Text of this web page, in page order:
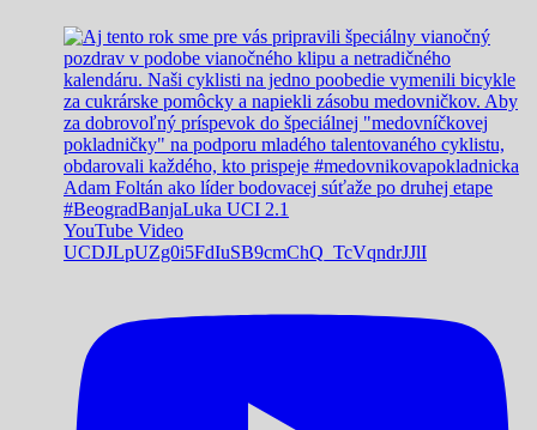
Adam Foltán ako líder bodovacej súťaže po druhej etape
#BeogradBanjaLuka UCI 2.1
YouTube Video
UCDJLpUZg0i5FdIuSB9cmChQ_TcVqndrJJlI